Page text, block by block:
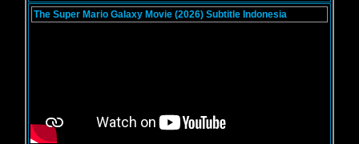
The Super Mario Galaxy Movie (2026) Subtitle Indonesia